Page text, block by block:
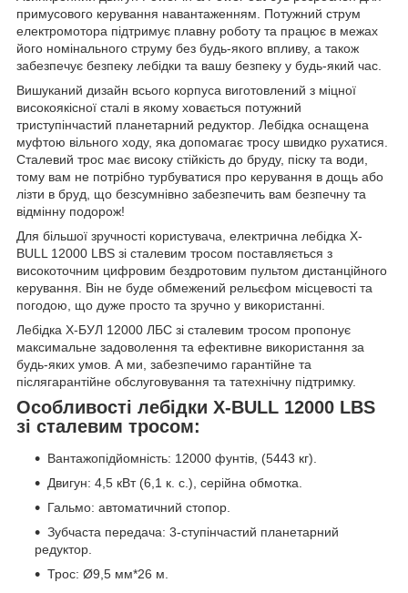
примусового керування навантаженням. Потужний струм
електромотора підтримує плавну роботу та працює в межах
його номінального струму без будь-якого впливу, а також
забезпечує безпеку лебідки та вашу безпеку у будь-який час.
Вишуканий дизайн всього корпуса виготовлений з міцної
високоякісної сталі в якому ховається потужний
триступінчастий планетарний редуктор. Лебідка оснащена
муфтою вільного ходу, яка допомагає тросу швидко рухатися.
Сталевий трос має високу стійкість до бруду, піску та води,
тому вам не потрібно турбуватися про керування в дощь або
лізти в бруд, що безсумнівно забезпечить вам безпечну та
відмінну подорож!
Для більшої зручності користувача, електрична лебідка X-
BULL 12000 LBS зі сталевим тросом поставляється з
високоточним цифровим бездротовим пультом дистанційного
керування. Він не буде обмежений рельєфом місцевості та
погодою, що дуже просто та зручно у використанні.
Лебідка Х-БУЛ 12000 ЛБС зі сталевим тросом пропонує
максимальне задоволення та ефективне використання за
будь-яких умов. А ми, забезпечимо гарантійне та
післягарантійне обслуговування та татехнічну підтримку.
Особливості лебідки X-BULL 12000 LBS
зі сталевим тросом:
Вантажопідйомність: 12000 фунтів, (5443 кг).
Двигун: 4,5 кВт (6,1 к. с.), серійна обмотка.
Гальмо: автоматичний стопор.
Зубчаста передача: 3-ступінчастий планетарний
редуктор.
Трос: Ø9,5 мм*26 м.